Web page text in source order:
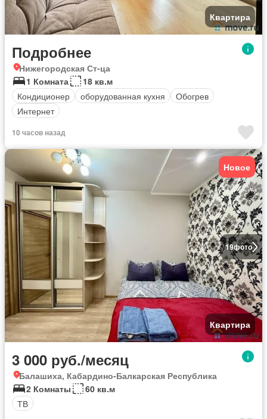
Квартира
Подробнее
Нижегородская Ст-ца
1 Комната
18 кв.м
Кондиционер
оборудованная кухня
Обогрев
Интернет
10 часов назад
19фото
Новое
Квартира
3 000 руб./месяц
Балашиха, Кабардино-Балкарская Республика
2 Комнаты
60 кв.м
ТВ